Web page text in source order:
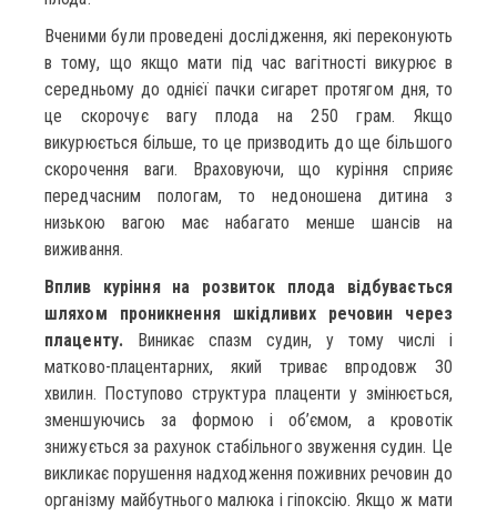
Вченими були проведені дослідження, які переконують
в тому, що якщо мати під час вагітності викурює в
середньому до однієї пачки сигарет протягом дня, то
це скорочує вагу плода на 250 грам. Якщо
викурюється більше, то це призводить до ще більшого
скорочення ваги. Враховуючи, що куріння сприяє
передчасним пологам, то недоношена дитина з
низькою вагою має набагато менше шансів на
виживання.
Вплив куріння на розвиток плода відбувається
шляхом проникнення шкідливих речовин через
плаценту.Виникає спазм судин, у тому числі і
матково-плацентарних, який триває впродовж 30
хвилин. Поступово структура плаценти у змінюється,
зменшуючись за формою і об’ємом, а кровотік
знижується за рахунок стабільного звуження судин. Це
викликає порушення надходження поживних речовин до
організму майбутнього малюка і гіпоксію. Якщо ж мати